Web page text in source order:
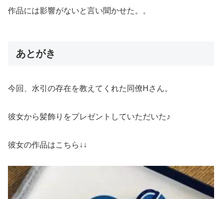
作品には影響がないと言い聞かせた。。
あとがき
今回、水引の存在を教えてくれた同僚Hさん。
彼女から髪飾りをプレゼントしていただいた♪
彼女の作品はこちら↓↓